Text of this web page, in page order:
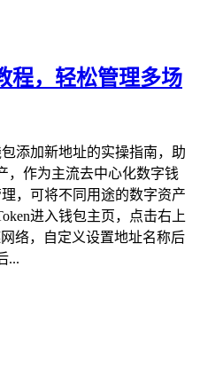
程，轻松管理多场
添加新地址的实操指南，助
，作为主流去中心化数字钱
，可将不同用途的数字资产
进入钱包主页，点击右上
络，自定义设置地址名称后
...